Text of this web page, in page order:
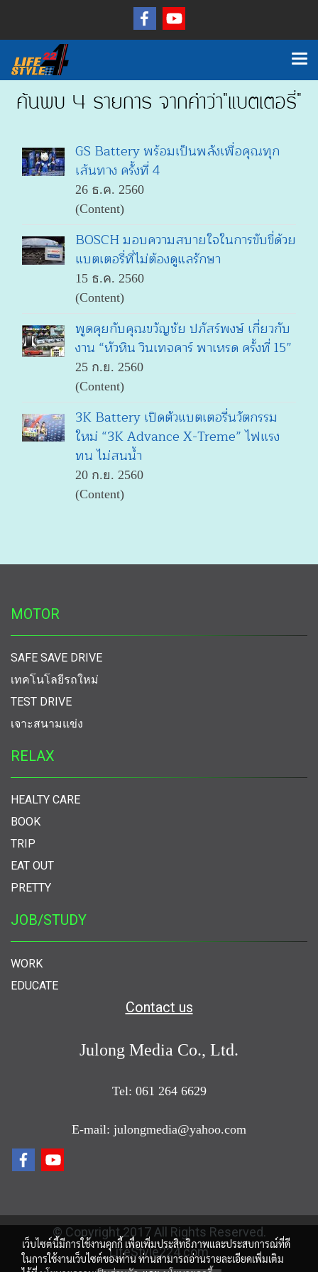
ค้นพบ 4 รายการ จากคำว่า"แบตเตอรี่"
GS Battery พร้อมเป็นพลังเพื่อคุณทุก
เส้นทาง ครั้งที่ 4
26 ธ.ค. 2560
(Content)
BOSCH มอบความสบายใจในการขับขี่ด้วย
แบตเตอรี่ที่ไม่ต้องดูแลรักษา
15 ธ.ค. 2560
(Content)
พูดคุยกับคุณขวัญชัย ปภัสร์พงษ์ เกี่ยวกับ
งาน “หัวหิน วินเทจคาร์ พาเหรด ครั้งที่ 15”
25 ก.ย. 2560
(Content)
3K Battery เปิดตัวแบตเตอรี่นวัตกรรม
ใหม่ “3K Advance X-Treme” ไฟแรง
ทน ไม่สนน้ำ
20 ก.ย. 2560
(Content)
MOTOR
SAFE SAVE DRIVE
เทคโนโลยีรถใหม่
TEST DRIVE
เจาะสนามแข่ง
RELAX
HEALTY CARE
BOOK
TRIP
EAT OUT
PRETTY
JOB/STUDY
WORK
EDUCATE
Contact us
Julong Media Co., Ltd.
Tel: 061 264 6629
E-mail: julongmedia@yahoo.com
© Copyright 2017 All Rights Reserved.
LifeStyle224.com
เว็บไซต์นี้มีการใช้งานคุกกี้ เพื่อเพิ่มประสิทธิภาพและประสบการณ์ที่ดี
ในการใช้งานเว็บไซต์ของท่าน ท่านสามารถอ่านรายละเอียดเพิ่มเติม